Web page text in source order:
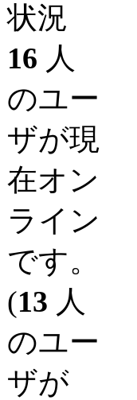
状況
16 人
のユー
ザが現
在オン
ライン
です。
(13 人
のユー
ザが